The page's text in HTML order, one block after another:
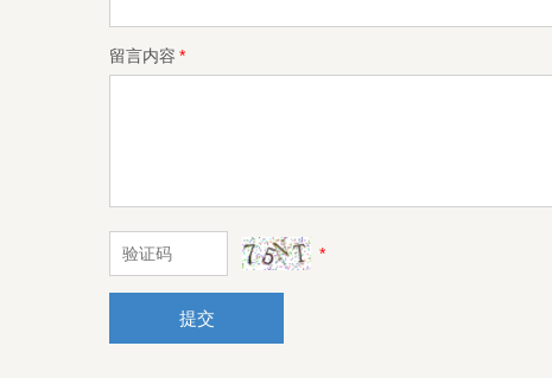
留言内容 *
*
提交